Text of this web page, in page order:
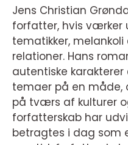
Jens Christian
forfatter, hvis værker
tematikker,
relationer. Hans
autentiske
temaer på en måde,
på tværs af kulturer
forfatterskab har
betragtes i dag som